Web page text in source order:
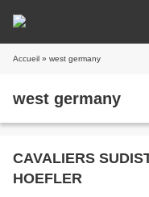
Accueil » west germany
west germany
CAVALIERS
HOEFLER